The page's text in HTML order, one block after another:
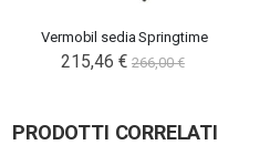
Vermobil sedia Springtime
215,46 € 266,00 €
PRODOTTI CORRELATI